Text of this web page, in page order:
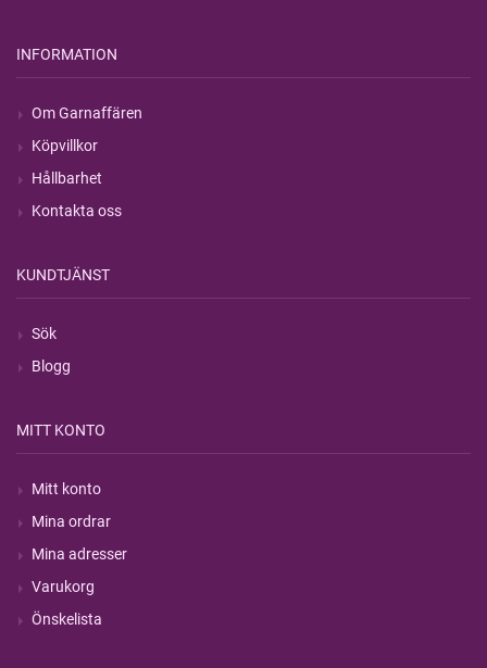
INFORMATION
Om Garnaffären
Köpvillkor
Hållbarhet
Kontakta oss
KUNDTJÄNST
Sök
Blogg
MITT KONTO
Mitt konto
Mina ordrar
Mina adresser
Varukorg
Önskelista